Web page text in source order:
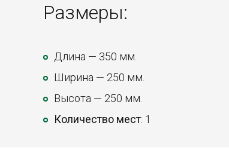
Размеры:
Длина — 350 мм.
Ширина — 250 мм.
Высота — 250 мм.
Количество мест: 1